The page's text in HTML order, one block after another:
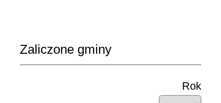
Zaliczone gminy
Rok